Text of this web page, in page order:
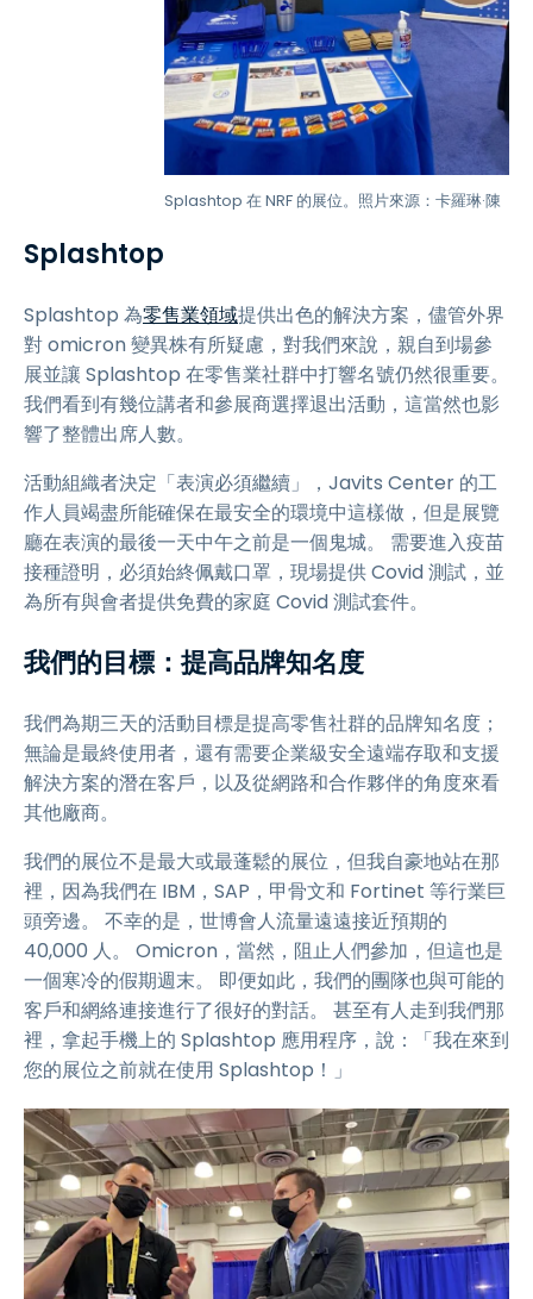
Splashtop 在 NRF 的展位。照片來源：卡羅琳·陳
Splashtop
Splashtop 為零售業領域提供出色的解決方案，儘管外界
對 omicron 變異株有所疑慮，對我們來說，親自到場參
展並讓 Splashtop 在零售業社群中打響名號仍然很重要。
我們看到有幾位講者和參展商選擇退出活動，這當然也影
響了整體出席人數。
活動組織者決定「表演必須繼續」，Javits Center 的工
作人員竭盡所能確保在最安全的環境中這樣做，但是展覽
廳在表演的最後一天中午之前是一個鬼城。 需要進入疫苗
接種證明，必須始終佩戴口罩，現場提供 Covid 測試，並
為所有與會者提供免費的家庭 Covid 測試套件。
我們的目標：提高品牌知名度
我們為期三天的活動目標是提高零售社群的品牌知名度；
無論是最終使用者，還有需要企業級安全遠端存取和支援
解決方案的潛在客戶，以及從網路和合作夥伴的角度來看
其他廠商。
我們的展位不是最大或最蓬鬆的展位，但我自豪地站在那
裡，因為我們在 IBM，SAP，甲骨文和 Fortinet 等行業巨
頭旁邊。 不幸的是，世博會人流量遠遠接近預期的
40,000 人。 Omicron，當然，阻止人們參加，但這也是
一個寒冷的假期週末。 即便如此，我們的團隊也與可能的
客戶和網絡連接進行了很好的對話。 甚至有人走到我們那
裡，拿起手機上的 Splashtop 應用程序，說：「我在來到
您的展位之前就在使用 Splashtop！」